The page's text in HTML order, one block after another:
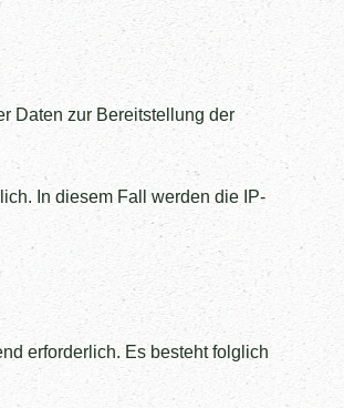
Daten zur Bereitstellung der
In diesem Fall werden die IP-
erforderlich. Es besteht folglich